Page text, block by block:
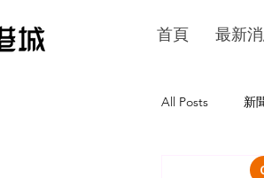
首頁 最新
All Posts 新